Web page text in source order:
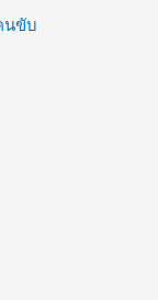
นขับ